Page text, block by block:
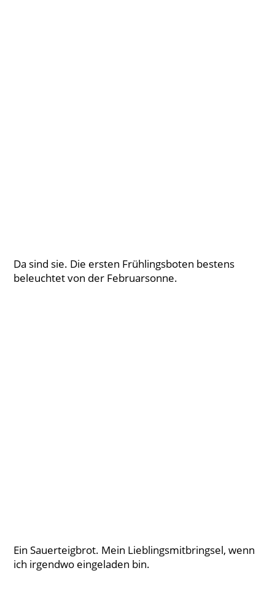
Da sind sie. Die ersten Frühlingsboten bestens
beleuchtet von der Februarsonne.
Ein Sauerteigbrot. Mein Lieblingsmitbringsel, wenn
ich irgendwo eingeladen bin.